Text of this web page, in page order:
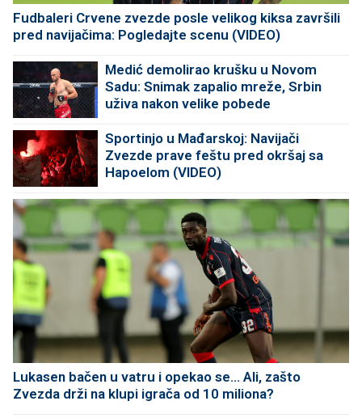
Fudbaleri Crvene zvezde posle velikog kiksa završili
pred navijačima: Pogledajte scenu (VIDEO)
Medić demolirao krušku u Novom
Sadu: Snimak zapalio mreže, Srbin
uživa nakon velike pobede
Sportinjo u Mađarskoj: Navijači
Zvezde prave feštu pred okršaj sa
Hapoelom (VIDEO)
Lukasen bačen u vatru i opekao se... Ali, zašto
Zvezda drži na klupi igrača od 10 miliona?